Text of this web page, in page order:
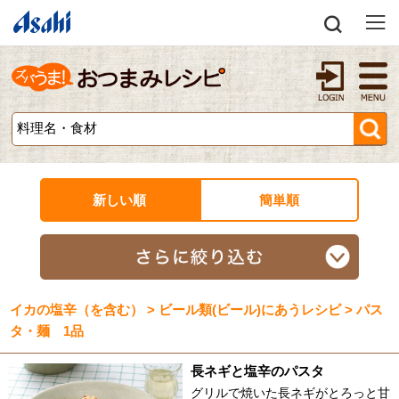
新しい順 簡単順
イカの塩辛（を含む） > ビール類(ビール)にあうレシピ > パス
タ・麺 1品
長ネギと塩辛のパスタ
グリルで焼いた長ネギがとろっと甘